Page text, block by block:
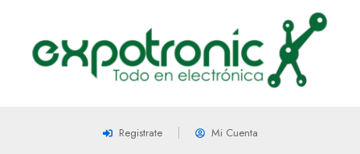
Registrate Mi Cuenta